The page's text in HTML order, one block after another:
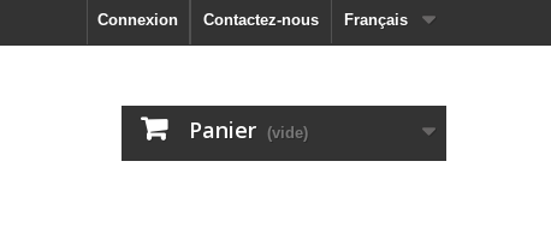
Français
Contactez-nous
Connexion
Panier (vide)